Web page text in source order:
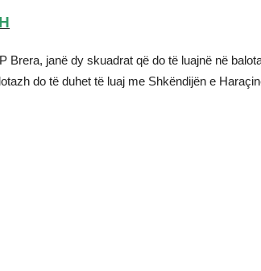
Brera, janë dy skuadrat që do të luajnë në
do të duhet të luaj me Shkëndijën e